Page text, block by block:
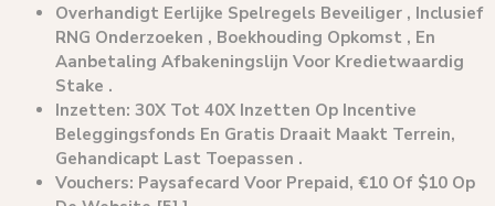
Overhandigt Eerlijke Spelregels Beveiliger , Inclusief
RNG Onderzoeken , Boekhouding Opkomst , En
Aanbetaling Afbakeningslijn Voor Kredietwaardig
Stake .
Inzetten: 30X Tot 40X Inzetten Op Incentive
Beleggingsfonds En Gratis Draait Maakt Terrein,
Gehandicapt Last Toepassen .
Vouchers: Paysafecard Voor Prepaid, €10 Of $10 Op